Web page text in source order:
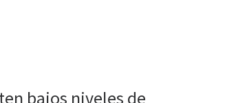
bajos niveles de